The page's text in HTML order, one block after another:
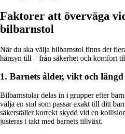
Faktorer att överväga
bilbarnstol
När du ska välja bilbarnstol finns det
hänsyn till – från säkerhet och komfort
1. Barnets ålder, vikt och längd
Bilbarnstolar delas in i grupper efter
välja en stol som passar exakt till ditt
säkerställer korrekt skydd vid en
justeras i takt med barnets tillväxt.